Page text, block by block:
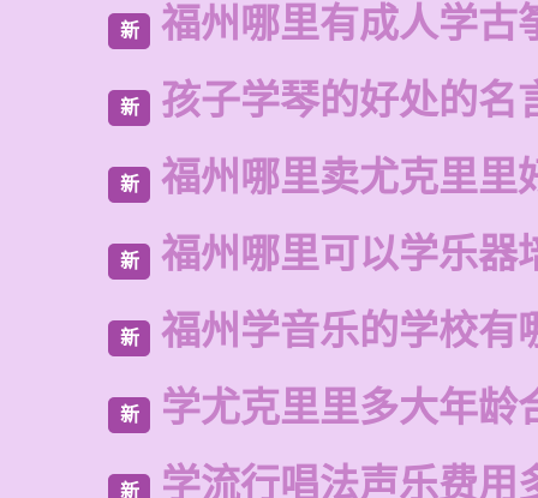
新 福州哪里有成人学古
新 孩子学琴的好处的名
新 福州哪里卖尤克里里
新 福州哪里可以学乐器
新 福州学音乐的学校有
新 学尤克里里多大年龄
新 学流行唱法声乐费用